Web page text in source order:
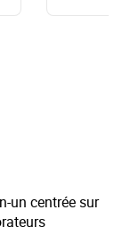
un centrée sur